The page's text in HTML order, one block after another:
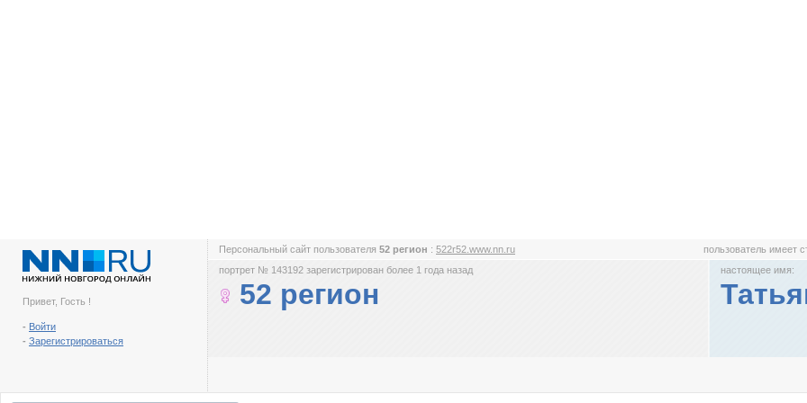
Привет, Гость !
- Войти
- Зарегистрироваться
Персональный сайт пользователя 52 регион : 522r52.www.nn.ru пользователь имеет
портрет № 143192 зарегистрирован более 1 года назад
52 регион
настоящее имя: